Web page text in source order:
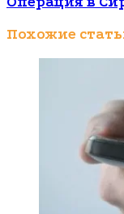
Похожие